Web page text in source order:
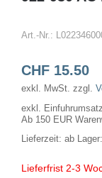
Art.-Nr.:
CHF15.50
exkl. MwSt. zzgl.
exkl.
Ab 150 EUR
Lieferzeit: ab
Lieferfrist 2-3